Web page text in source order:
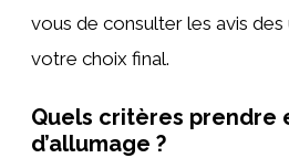
vous de consulter les avis
votre choix final.
Quels critères prendre
d’allumage ?